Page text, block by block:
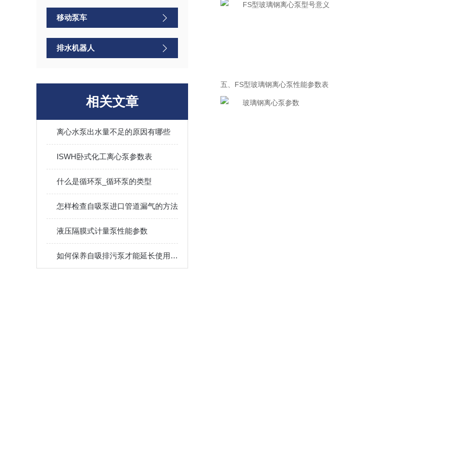
移动泵车
排水机器人
相关文章
离心水泵出水量不足的原因有哪些
ISWH卧式化工离心泵参数表
什么是循环泵_循环泵的类型
怎样检查自吸泵进口管道漏气的方法
液压隔膜式计量泵性能参数
如何保养自吸排污泵才能延长使用寿命
五、FS型玻璃钢离心泵性能参数表